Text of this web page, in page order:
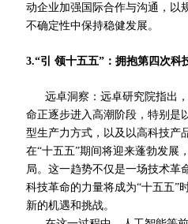
动企业加强国际合作与沟通，以
不确定性中保持稳健发展。
3.“引 领十五五”：拥抱第四次科
远卓洞察：远卓研究院指出
命正逐步进入高潮阶段，特别是
型生产力方式，以及以高科技产
在“十五五”期间将迎来蓬勃发展
局。这一趋势不仅是一场技术革
科技革命的力量将成为“十五五”
新的机遇和挑战。